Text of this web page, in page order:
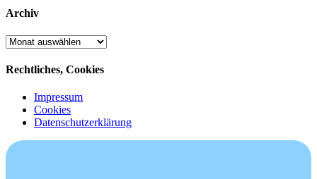
Archiv
Archiv
Rechtliches, Cookies
Impressum
Cookies
Datenschutzerklärung